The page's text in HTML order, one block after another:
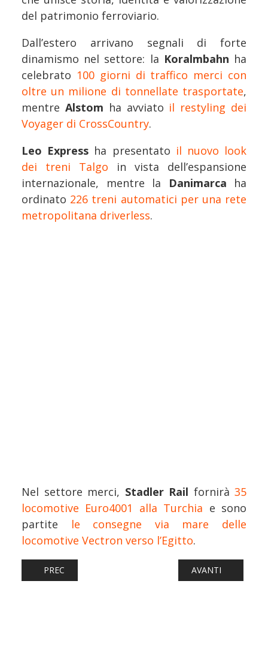
del patrimonio ferroviario.
Dall’estero arrivano segnali di forte
dinamismo nel settore: la Koralmbahn ha
celebrato 100 giorni di traffico merci con
oltre un milione di tonnellate trasportate,
mentre Alstom ha avviato il restyling dei
Voyager di CrossCountry.
Leo Express ha presentato il nuovo look
dei treni Talgo in vista dell’espansione
internazionale, mentre la
Danimarca ha
ordinato 226 treni automatici per una rete
metropolitana driverless.
Nel settore merci, Stadler Rail fornirà 35
locomotive Euro4001 alla Turchia e sono
partite le consegne via mare delle
locomotive Vectron verso l’Egitto.
ARTICOLO PRECEDENTE: AV/AC NAPOLI - BARI:
PREC ARTICOLO
AVANTI